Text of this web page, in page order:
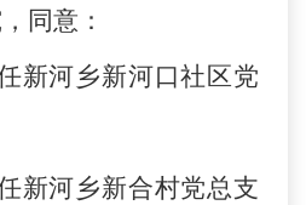
同意：
新河乡新河口社区党
新河乡新合村党总支